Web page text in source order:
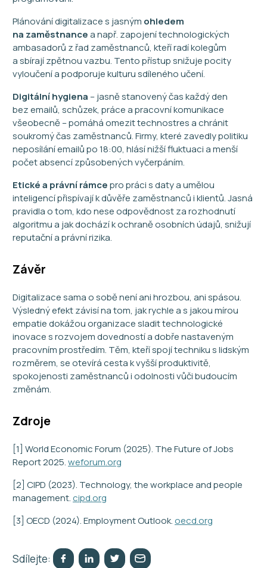
Plánování digitalizace s jasným ohledem
na zaměstnancea např. zapojení technologických
ambasadorů z řad zaměstnanců, kteří radí kolegům
a sbírají zpětnou vazbu. Tento přístup snižuje pocity
vyloučení a podporuje kulturu sdíleného učení.
Digitální hygiena – jasně stanovený čas každý den
bez emailů, schůzek, práce a pracovní komunikace
všeobecně – pomáhá omezit technostres a chránit
soukromý čas zaměstnanců. Firmy, které zavedly politiku
neposílání emailů po 18:00, hlásí nižší fluktuaci a menší
počet absencí způsobených vyčerpáním.
Etické a právní rámcepro práci s daty a umělou
inteligencí přispívají k důvěře zaměstnanců i klientů. Jasná
pravidla o tom, kdo nese odpovědnost za rozhodnutí
algoritmu a jak dochází k ochraně osobních údajů, snižují
reputační a právní rizika.
Závěr
Digitalizace sama o sobě není ani hrozbou, ani spásou.
Výsledný efekt závisí na tom, jak rychle a s jakou mírou
empatie dokážou organizace sladit technologické
inovace s rozvojem dovedností a dobře nastaveným
pracovním prostředím. Těm, kteří spojí techniku s lidským
rozměrem, se otevírá cesta k vyšší produktivitě,
spokojenosti zaměstnanců i odolnosti vůči budoucím
změnám.
Zdroje
[1] World Economic Forum (2025). The Future of Jobs
Report 2025.weforum.org
[2] CIPD (2023). Technology, the workplace and people
management.cipd.org
[3] OECD (2024). Employment Outlook.oecd.org
Sdílejte: